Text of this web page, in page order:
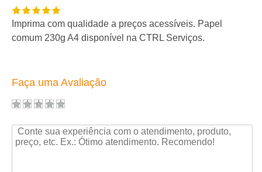
Imprima com qualidade a preços acessíveis. Papel
comum 230g A4 disponível na CTRL Serviços.
Faça uma Avaliação